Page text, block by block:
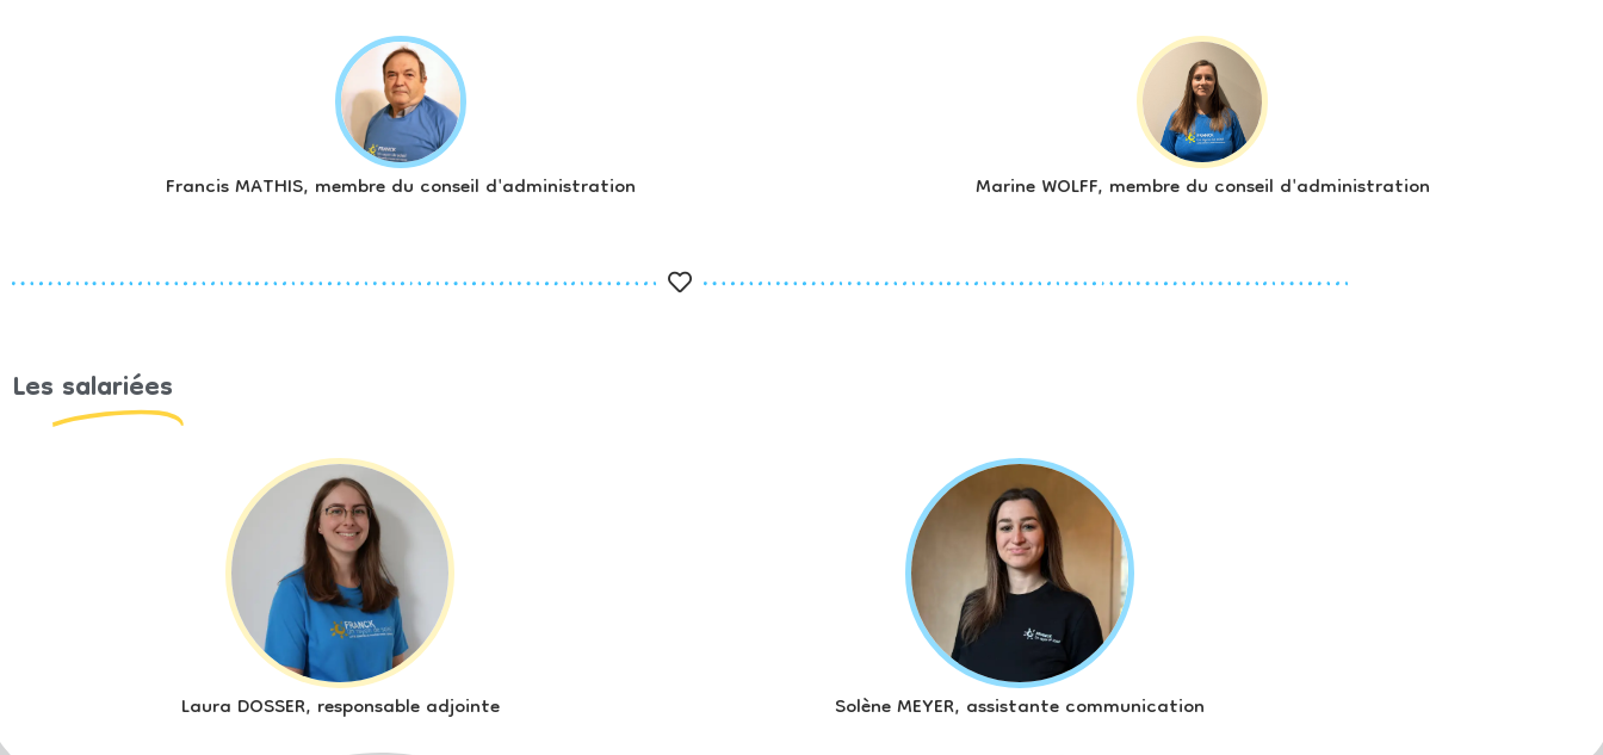
Francis MATHIS, membre du conseil d'administration Marine WOLFF, membre du conseil d'administration
Lessalariées
Laura DOSSER, responsable adjointe Solène MEYER, assistante communication